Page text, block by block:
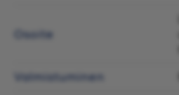
Osoite
Valmistuminen